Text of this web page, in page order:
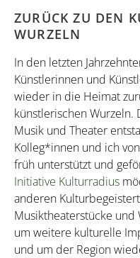
ZURÜCK ZU DEN
WURZELN
In den letzten
Künstlerinnen und
wieder in die Heimat
künstlerischen Wurzeln.
Musik und Theater
Kolleg*innen und ich
früh unterstützt und
Initiative Kulturradius
anderen
Musiktheaterstücke und
um weitere kulturelle
und um der Region